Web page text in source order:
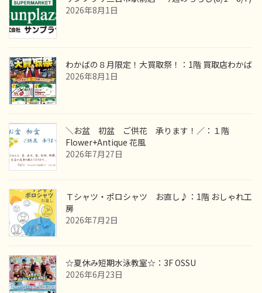
2026年8月1日
わかばの８月限定！大買取祭！：1階 買取店わかば
2026年8月1日
＼お盆 初盆 ご供花 承ります！／：１階
Flower+Antique 花風
2026年7月27日
Ｔシャツ・ポロシャツ お直し♪：1階 おしゃれ工
房
2026年7月2日
☆夏休み短期水泳教室☆：3F OSSU
2026年6月23日